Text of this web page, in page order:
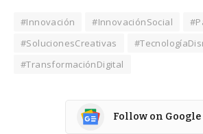
#Innovación #InnovaciónSocial
#SolucionesCreativas
#TransformaciónDigital
Follow on Google